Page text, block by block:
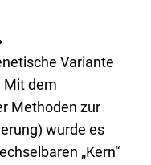
Variante
Mit dem
Methoden zur
wurde es
„Kern“